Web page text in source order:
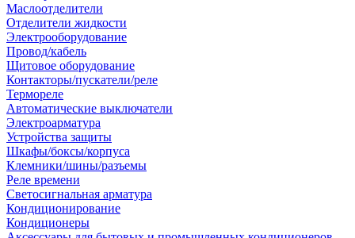
Маслоотделители
Отделители жидкости
Электрооборудование
Провод/кабель
Щитовое оборудование
Контакторы/пускатели/реле
Термореле
Автоматические выключатели
Электроарматура
Устройства защиты
Шкафы/боксы/корпуса
Клемники/шины/разъемы
Реле времени
Светосигнальная арматура
Кондиционирование
Кондиционеры